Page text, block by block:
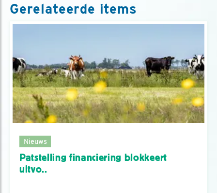
Gerelateerde items
Nieuws
Patstelling financiering blokkeert
uitvo..